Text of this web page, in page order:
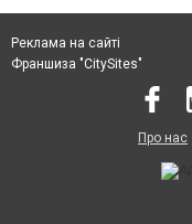
Реклама на сайті
Франшиза "CitySites"
Про нас